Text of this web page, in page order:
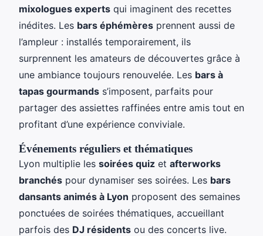
mixologues experts qui imaginent des recettes
inédites. Les bars éphémères prennent aussi de
l’ampleur : installés temporairement, ils
surprennent les amateurs de découvertes grâce à
une ambiance toujours renouvelée. Les bars à
tapas gourmands s’imposent, parfaits pour
partager des assiettes raffinées entre amis tout en
profitant d’une expérience conviviale.
Événements réguliers et thématiques
Lyon multiplie les soirées quiz et afterworks
branchés pour dynamiser ses soirées. Les bars
dansants animés à Lyon proposent des semaines
ponctuées de soirées thématiques, accueillant
parfois des DJ résidents ou des concerts live.